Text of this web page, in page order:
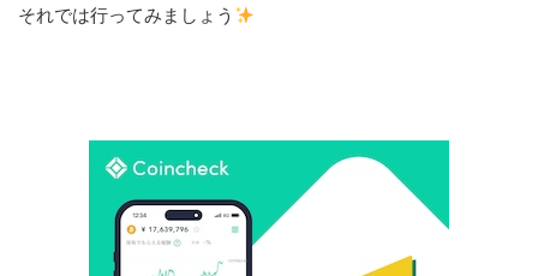
それでは行ってみましょう